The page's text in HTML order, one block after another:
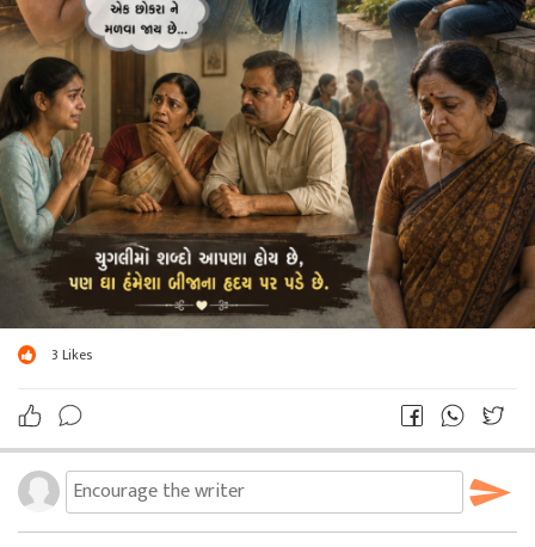
✦❋┈┈┈••✦●⊱?⊰●✦••┈┈┈❋✦
✍???✍???✍???✍?
3 Likes